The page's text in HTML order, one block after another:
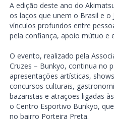
A edição deste ano do
os laços que unem o Brasil e o
vínculos profundos entre
pela confiança, apoio mútuo e
O evento, realizado pela
Cruzes – Bunkyo, continua no
apresentações artísticas,
concursos culturais,
bazaristas e atrações ligadas
o Centro Esportivo Bunkyo,
no bairro Porteira Preta.